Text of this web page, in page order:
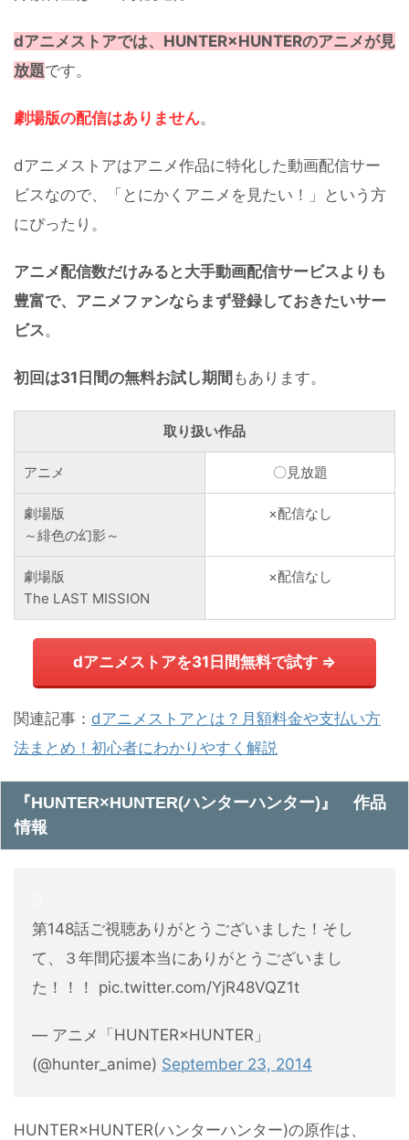
dアニメストアでは、HUNTER×HUNTERのアニメが見
放題です。
劇場版の配信はありません。
dアニメストアはアニメ作品に特化した動画配信サー
ビスなので、「とにかくアニメを見たい！」という方
にぴったり。
アニメ配信数だけみると大手動画配信サービスよりも
豊富で、アニメファンならまず登録しておきたいサー
ビス 。
初回は31日間の無料お試し期間 もあります。
取り扱い作品
アニメ 〇見放題
劇場版
～緋色の幻影～
×配信なし
劇場版
The LAST MISSION
×配信なし
dアニメストアを31日間無料で試す ⇒
関連記事： dアニメストアとは？月額料金や支払い方
法まとめ！初心者にわかりやすく解説
『HUNTER×HUNTER(ハンターハンター)』 作品
情報
第148話ご視聴ありがとうございました！そし
て、３年間応援本当にありがとうございまし
た！！！ pic.twitter.com/YjR48VQZ1t
— アニメ「HUNTER×HUNTER」
(@hunter_anime) September 23, 2014
HUNTER×HUNTER(ハンターハンター)の原作は、